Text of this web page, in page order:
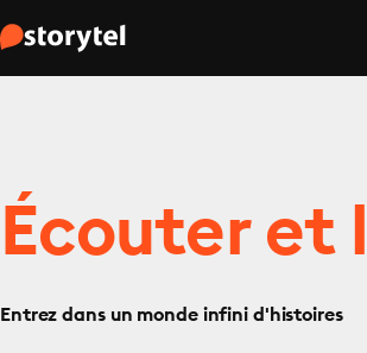
Écouter et
Entrez dans un monde infini d'histoires